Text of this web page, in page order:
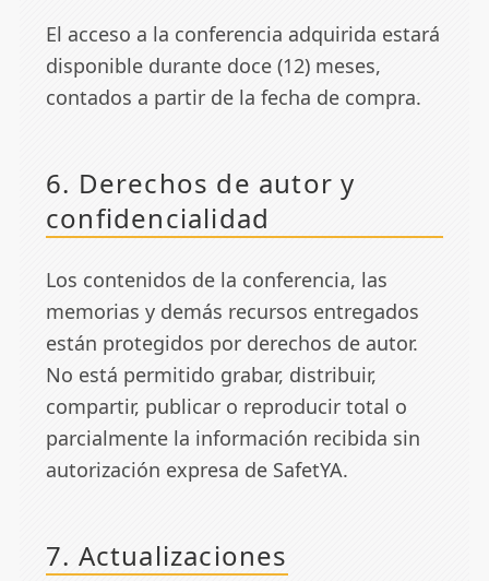
El acceso a la conferencia adquirida estará
disponible durante doce (12) meses,
contados a partir de la fecha de compra.
6. Derechos de autor y
confidencialidad
Los contenidos de la conferencia, las
memorias y demás recursos entregados
están protegidos por derechos de autor.
No está permitido grabar, distribuir,
compartir, publicar o reproducir total o
parcialmente la información recibida sin
autorización expresa de SafetYA.
7. Actualizaciones